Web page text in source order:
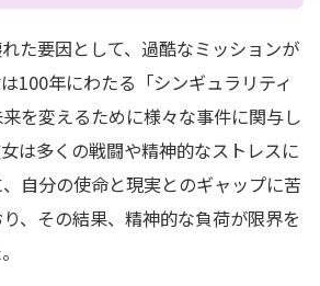
た要因として、過酷なミッションが
100年にわたる「シンギュラリティ
を変えるために様々な事件に関与し
は多くの戦闘や精神的なストレスに
自分の使命と現実とのギャップに苦
、その結果、精神的な負荷が限界を